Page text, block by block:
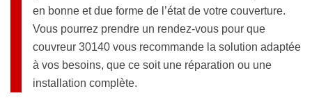
en bonne et due forme de l’état de votre couverture.
Vous pourrez prendre un rendez-vous pour que
couvreur 30140 vous recommande la solution adaptée
à vos besoins, que ce soit une réparation ou une
installation complète.